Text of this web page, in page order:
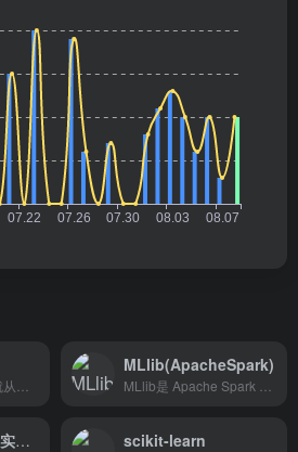
MLlib(ApacheSpark)
Mo人工智能教学实习平台 – 一站式AI学习平台 scikit-learn